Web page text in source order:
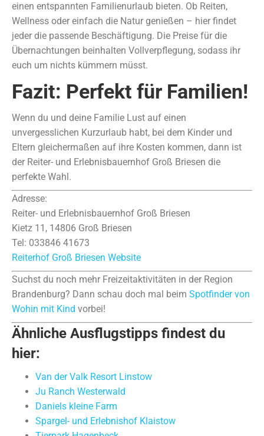
einen entspannten Familienurlaub bieten. Ob Reiten,
Wellness oder einfach die Natur genießen – hier findet
jeder die passende Beschäftigung. Die Preise für die
Übernachtungen beinhalten Vollverpflegung, sodass ihr
euch um nichts kümmern müsst.
Fazit: Perfekt für Familien!
Wenn du und deine Familie Lust auf einen
unvergesslichen Kurzurlaub habt, bei dem Kinder und
Eltern gleichermaßen auf ihre Kosten kommen, dann ist
der Reiter- und Erlebnisbauernhof Groß Briesen die
perfekte Wahl.
Adresse:
Reiter- und Erlebnisbauernhof Groß Briesen
Kietz 11, 14806 Groß Briesen
Tel: 033846 41673
Reiterhof Groß Briesen Website
Suchst du noch mehr Freizeitaktivitäten in der Region
Brandenburg? Dann schau doch mal beim Spotfinder von
Wohin mit Kind vorbei!
Ähnliche Ausflugstipps findest du
hier:
Van der Valk Resort Linstow
Ju Ranch Westerwald
Daniels kleine Farm
Spargel- und Erlebnishof Klaistow